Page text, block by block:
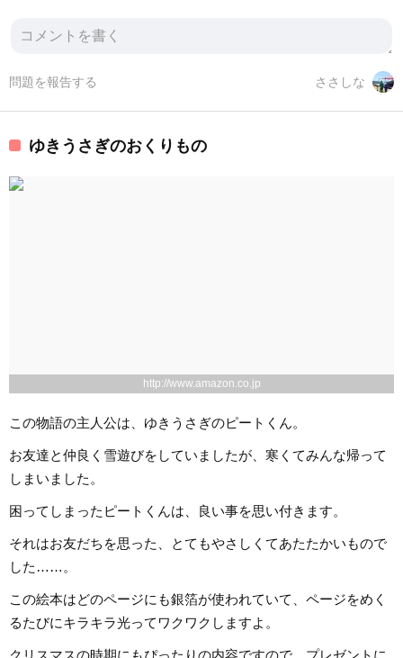
ささしな
問題を報告する
ゆきうさぎのおくりもの
http://www.amazon.co.jp
この物語の主人公は、ゆきうさぎのピートくん。
お友達と仲良く雪遊びをしていましたが、寒くてみんな帰って
しまいました。
困ってしまったピートくんは、良い事を思い付きます。
それはお友だちを思った、とてもやさしくてあたたかいもので
した……。
この絵本はどのページにも銀箔が使われていて、ページをめく
るたびにキラキラ光ってワクワクしますよ。
クリスマスの時期にもぴったりの内容ですので、プレゼントに